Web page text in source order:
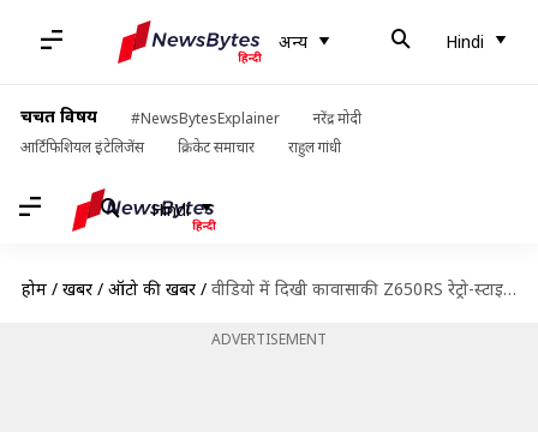
अन्य Hindi
चर्चित विषय #NewsBytesExplainer
नरेंद्र मोदी
आर्टिफिशियल इंटेलिजेंस
क्रिकेट समाचार राहुल गांधी
Hindi
होम / खबरें / ऑटो की खबरें / वीडियो में दिखी कावासाकी Z650RS रेट्रो-स्टाइल बाइक, जानें कब होगी लॉन्च
ADVERTISEMENT